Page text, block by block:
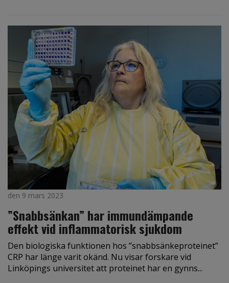
den 9 mars 2023
”Snabbsänkan” har immundämpande
effekt vid inflammatorisk sjukdom
Den biologiska funktionen hos ”snabbsänkeproteinet”
CRP har länge varit okänd. Nu visar forskare vid
Linköpings universitet att proteinet har en gynns...